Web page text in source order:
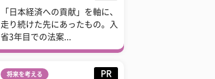
「日本経済への貢献」を軸に、
走り続けた先にあったもの。入
省3年目での法案...
将来を考える PR